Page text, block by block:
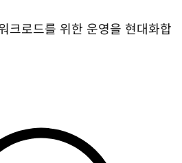
크로드를 위한 운영을 현대화합